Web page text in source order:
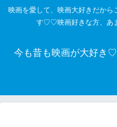
映画を愛して、映画大好きだから
す♡♡映画好きな方、あ
今も昔も映画が大好き